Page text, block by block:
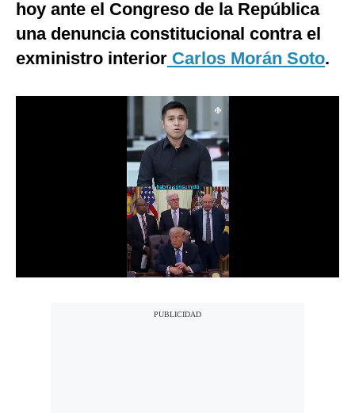
Club del Suscriptor
Mix
hoy ante el Congreso de la República
una denuncia constitucional contra el
exministro interior Carlos Morán Soto.